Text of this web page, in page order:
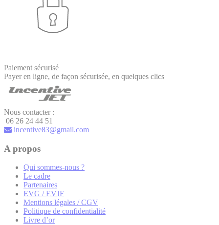
Paiement sécurisé
Payer en ligne, de façon sécurisée, en quelques clics
Nous contacter :
06 26 24 44 51
incentive83@gmail.com
A propos
Qui sommes-nous ?
Le cadre
Partenaires
EVG / EVJF
Mentions légales / CGV
Politique de confidentialité
Livre d’or